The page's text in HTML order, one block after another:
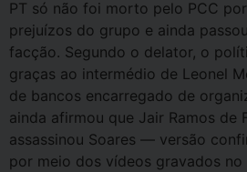
PT só não foi morto pelo PCC
prejuízos do grupo e ainda
facção. Segundo o delator, o
graças ao intermédio de Leonel
de bancos encarregado de
ainda afirmou que Jair Ramos de
assassinou Soares — versão
por meio dos vídeos gravados